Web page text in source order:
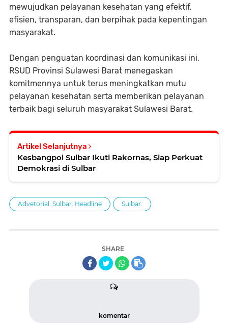
mewujudkan pelayanan kesehatan yang efektif,
efisien, transparan, dan berpihak pada kepentingan
masyarakat.
Dengan penguatan koordinasi dan komunikasi ini,
RSUD Provinsi Sulawesi Barat menegaskan
komitmennya untuk terus meningkatkan mutu
pelayanan kesehatan serta memberikan pelayanan
terbaik bagi seluruh masyarakat Sulawesi Barat.
Artikel Selanjutnya
Kesbangpol Sulbar Ikuti Rakornas, Siap Perkuat
Demokrasi di Sulbar
Advetorial. Sulbar. Headline Sulbar.
SHARE
komentar